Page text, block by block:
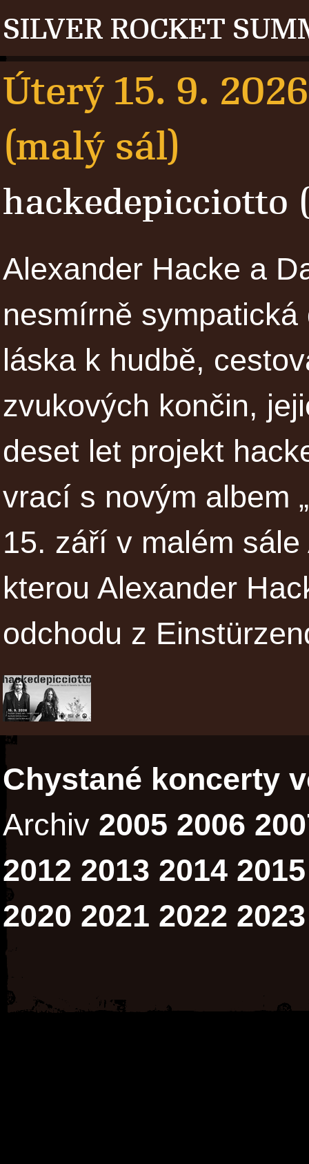
SILVER ROCKET
Úterý 15. 9. 2026
(malý sál)
hackedepicciotto
Alexander Hacke a
nesmírně
láska k hudbě,
zvukových končin,
deset let projekt
vrací s novým albem
15. září v malém
kterou Alexander
odchodu z
Chystané koncerty
Archiv 2005 2006
2012 2013 2014 2015
2020 2021 2022 2023